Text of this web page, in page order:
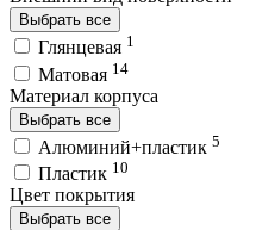
Выбрать все
Глянцевая 1
Матовая 14
Материал корпуса
Выбрать все
Алюминий+пластик 5
Пластик 10
Цвет покрытия
Выбрать все